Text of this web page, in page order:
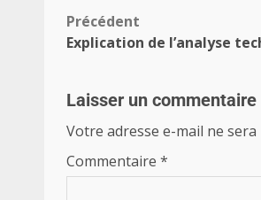
Précédent
Explication de l’analyse
Laisser un commentaire
Votre adresse e-mail ne sera
Commentaire *